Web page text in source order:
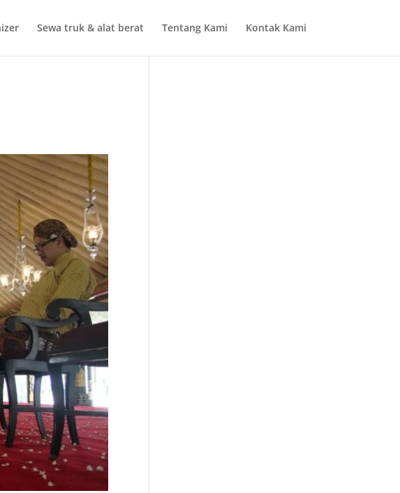
Sewa truk & alat berat Tentang Kami Kontak Kami